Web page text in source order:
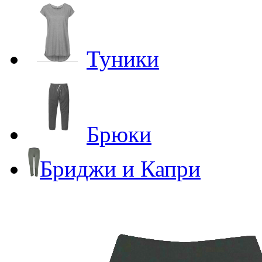
Туники
Брюки
Бриджи и Капри